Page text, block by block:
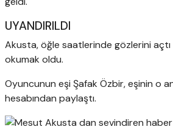
UYANDIRILDI
Akusta, öğle saatlerinde gözlerini açtı
okumak oldu.
Oyuncunun eşi Şafak Özbir, eşinin o
hesabından paylaştı.